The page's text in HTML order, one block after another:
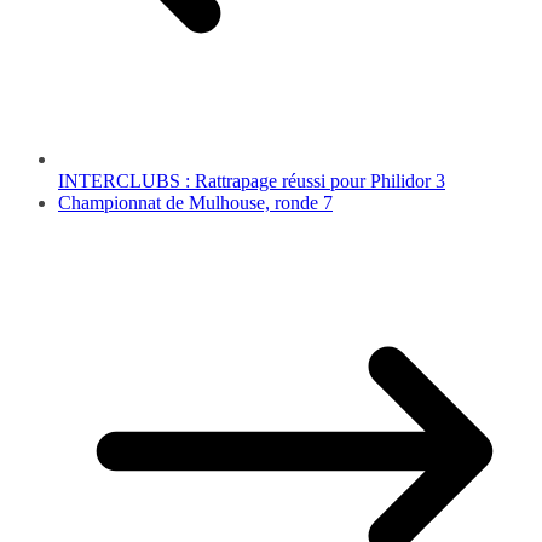
INTERCLUBS : Rattrapage réussi pour Philidor 3
Championnat de Mulhouse, ronde 7